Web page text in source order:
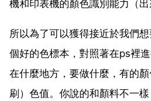
機和印表機的顏色識別能力（出
所以為了可以獲得接近於我們
個好的色標本，對照著在ps裡
在什麼地方，要做什麼，有的
刷）色值。你說的和顏料不一